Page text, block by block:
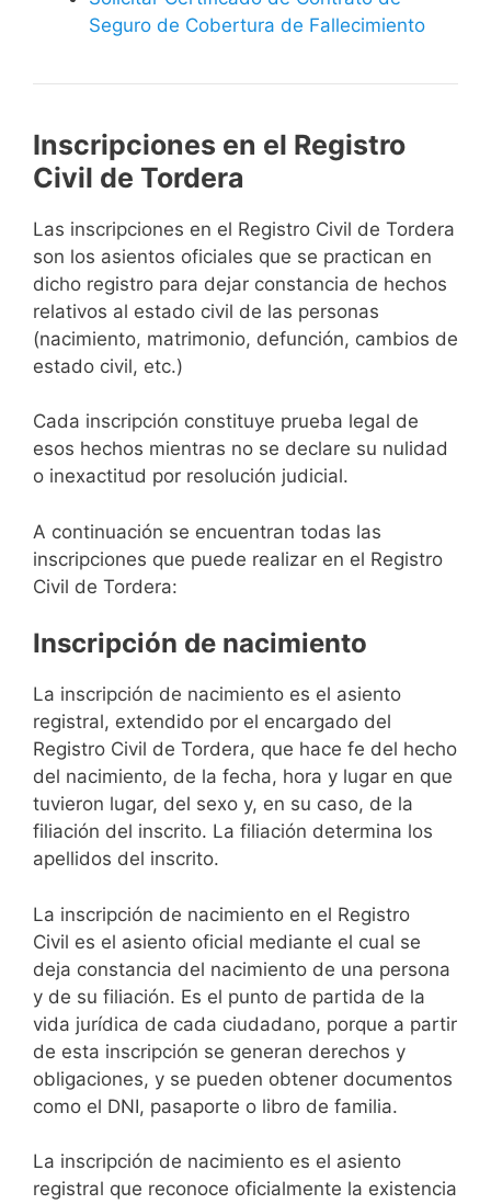
Seguro de Cobertura de Fallecimiento
Inscripciones en el Registro
Civil de Tordera
Las inscripciones en el Registro Civil de Tordera
son los asientos oficiales que se practican en
dicho registro para dejar constancia de hechos
relativos al estado civil de las personas
(nacimiento, matrimonio, defunción, cambios de
estado civil, etc.)
Cada inscripción constituye prueba legal de
esos hechos mientras no se declare su nulidad
o inexactitud por resolución judicial.
A continuación se encuentran todas las
inscripciones que puede realizar en el Registro
Civil de Tordera:
Inscripción de nacimiento
La inscripción de nacimiento es el asiento
registral, extendido por el encargado del
Registro Civil de Tordera, que hace fe del hecho
del nacimiento, de la fecha, hora y lugar en que
tuvieron lugar, del sexo y, en su caso, de la
filiación del inscrito. La filiación determina los
apellidos del inscrito.
La inscripción de nacimiento en el Registro
Civil es el asiento oficial mediante el cual se
deja constancia del nacimiento de una persona
y de su filiación. Es el punto de partida de la
vida jurídica de cada ciudadano, porque a partir
de esta inscripción se generan derechos y
obligaciones, y se pueden obtener documentos
como el DNI, pasaporte o libro de familia.
La inscripción de nacimiento es el asiento
registral que reconoce oficialmente la existencia